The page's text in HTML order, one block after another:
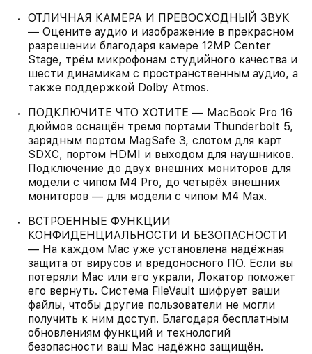
ОТЛИЧНАЯ КАМЕРА И ПРЕВОСХОДНЫЙ ЗВУК
— Оцените аудио и изображение в прекрасном
разрешении благодаря камере 12MP Center
Stage, трём микрофонам студийного качества и
шести динамикам с пространственным аудио, а
также поддержкой Dolby Atmos.
ПОДКЛЮЧИТЕ ЧТО ХОТИТЕ — MacBook Pro 16
дюймов оснащён тремя портами Thunderbolt 5,
зарядным портом MagSafe 3, слотом для карт
SDXC, портом HDMI и выходом для наушников.
Подключение до двух внешних мониторов для
модели с чипом M4 Pro, до четырёх внешних
мониторов — для модели с чипом M4 Max.
ВСТРОЕННЫЕ ФУНКЦИИ
КОНФИДЕНЦИАЛЬНОСТИ И БЕЗОПАСНОСТИ
— На каждом Mac уже установлена надёжная
защита от вирусов и вредоносного ПО. Если вы
потеряли Mac или его украли, Локатор поможет
его вернуть. Система FileVault шифрует ваши
файлы, чтобы другие пользователи не могли
получить к ним доступ. Благодаря бесплатным
обновлениям функций и технологий
безопасности ваш Mac надёжно защищён.